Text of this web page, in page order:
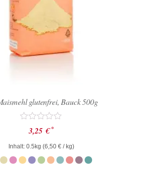
glutenfrei, Bauck 500g
Bewertet
mit
0
von
5
3,25 € *
Inhalt: 0.5kg (6,50 €/ kg)